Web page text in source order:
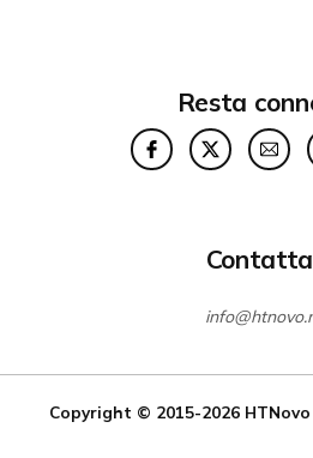
Resta
Copyright © 2015-2026 HTNovo